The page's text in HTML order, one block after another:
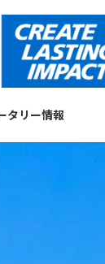
タリー情報